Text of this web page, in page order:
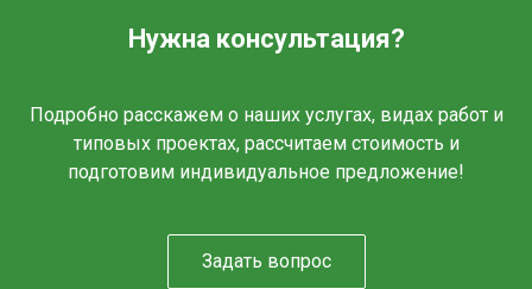
Нужна консультация?
Подробно расскажем о наших услугах, видах работ и
типовых проектах, рассчитаем стоимость и
подготовим индивидуальное предложение!
Задать вопрос